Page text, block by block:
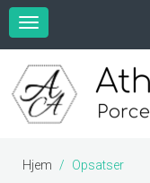
Hjem Opsatser